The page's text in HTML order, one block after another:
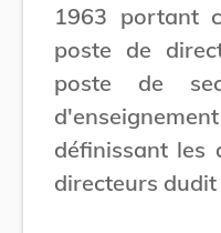
1963 portant
poste de
poste de
définissant les
directeurs